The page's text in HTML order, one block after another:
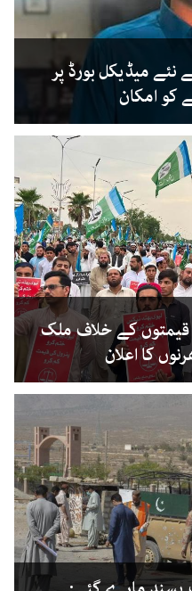
نئے میڈیکل بورڈ پر
کو امکان
قیمتوں کے خلاف ملک
کا اعلان